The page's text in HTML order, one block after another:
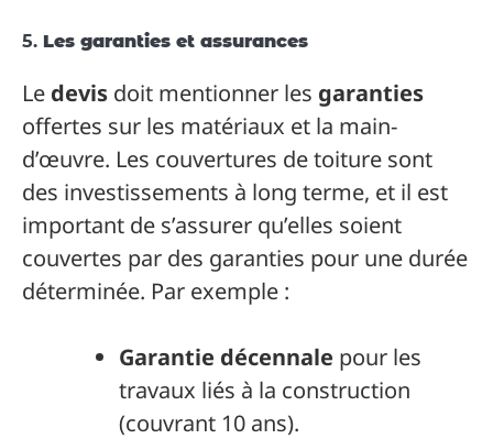
5. Les garanties et assurances
Le devis doit mentionner les garanties
offertes sur les matériaux et la main-
d’œuvre. Les couvertures de toiture sont
des investissements à long terme, et il est
important de s’assurer qu’elles soient
couvertes par des garanties pour une durée
déterminée. Par exemple :
Garantie décennale pour les
travaux liés à la construction
(couvrant 10 ans).